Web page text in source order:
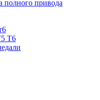
полного привода
T6